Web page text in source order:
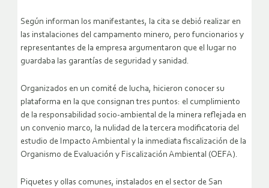
Según informan los manifestantes, la cita se debió realizar en
las instalaciones del campamento minero, pero funcionarios y
representantes de la empresa argumentaron que el lugar no
guardaba las garantías de seguridad y sanidad.
Organizados en un comité de lucha, hicieron conocer su
plataforma en la que consignan tres puntos: el cumplimiento
de la responsabilidad socio-ambiental de la minera reflejada en
un convenio marco, la nulidad de la tercera modificatoria del
estudio de Impacto Ambiental y la inmediata fiscalización de la
Organismo de Evaluación y Fiscalización Ambiental (OEFA).
Piquetes y ollas comunes, instalados en el sector de San